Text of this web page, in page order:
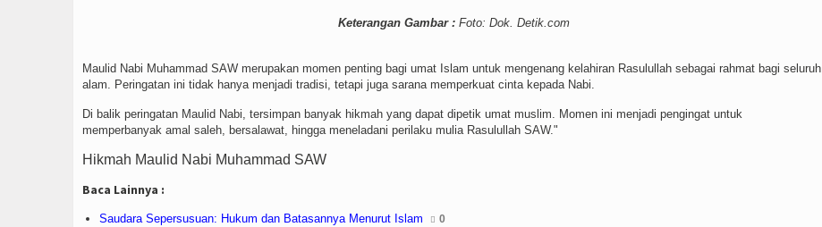
Keterangan Gambar :Foto: Dok. Detik.com
Maulid Nabi Muhammad SAW merupakan momen penting bagi umat Islam untuk mengenang kelahiran Rasulullah sebagai rahmat bagi seluruh
alam. Peringatan ini tidak hanya menjadi tradisi, tetapi juga sarana memperkuat cinta kepada Nabi.
Di balik peringatan Maulid Nabi, tersimpan banyak hikmah yang dapat dipetik umat muslim. Momen ini menjadi pengingat untuk
memperbanyak amal saleh, bersalawat, hingga meneladani perilaku mulia Rasulullah SAW."
Hikmah Maulid Nabi Muhammad SAW
Baca Lainnya :
Saudara Sepersusuan: Hukum dan Batasannya Menurut Islam 0